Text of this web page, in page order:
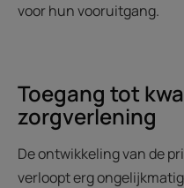
voor hun vooruitgang.
Toegang tot
zorgverlening
De ontwikkeling van de
verloopt erg